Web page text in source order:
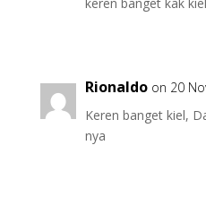
Rionaldo on 20
Keren banget kiel,
nya